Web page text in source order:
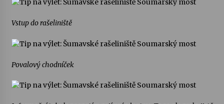
Vstup do rašeliniště
Povalový chodníček